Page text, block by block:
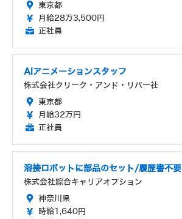
東京都
月給28万3,500円
正社員
AIアニメーションスタッフ
株式会社クリーク・アンド・リバー社
東京都
月給32万円
正社員
溶接ロボットに部品のセット/履歴書不要
株式会社綜合キャリアオプション
神奈川県
時給1,640円